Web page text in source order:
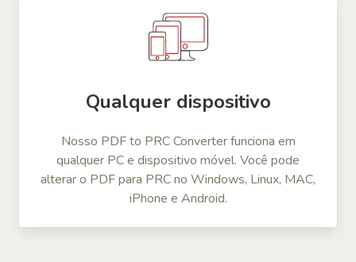
Qualquer dispositivo
Nosso PDF to PRC Converter funciona em
qualquer PC e dispositivo móvel. Você pode
alterar o PDF para PRC no Windows, Linux, MAC,
iPhone e Android.